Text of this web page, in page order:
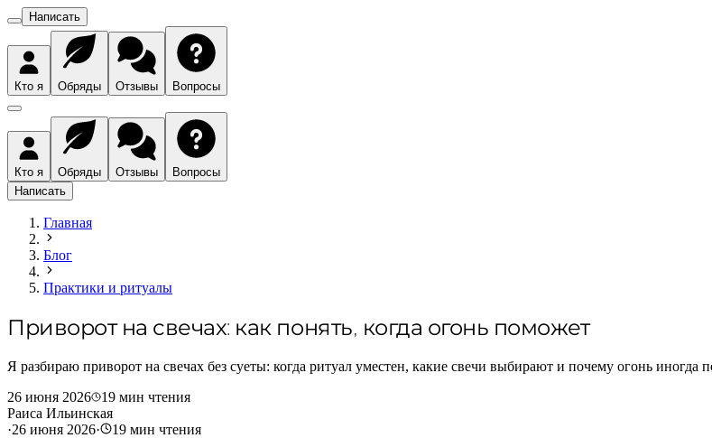
Написать
Кто я Обряды Отзывы Вопросы
Кто я Обряды Отзывы
Вопросы
Написать
Главная
Блог
Практики и ритуалы
Приворот на свечах: как понять, когда огонь поможет
Я разбираю приворот на свечах без суеты: когда ритуал уместен, какие свечи выбирают и почему огонь иногда
26 июня 2026
19 мин чтения
Раиса Ильинская
·26 июня 2026· 19 мин чтения